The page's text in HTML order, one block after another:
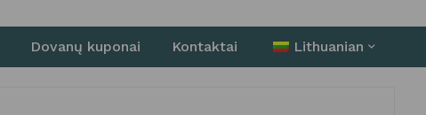
Dovanų kuponai Kontaktai Lithuanian